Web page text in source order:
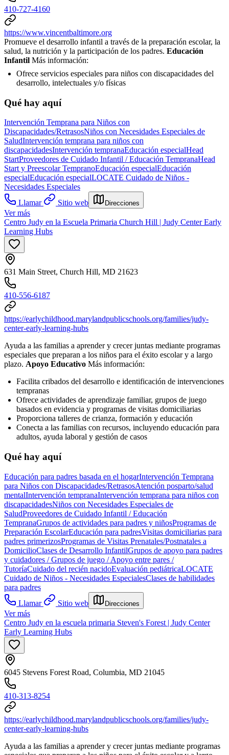
410-727-4160
https://www.vincentbaltimore.org
Promueve el desarrollo infantil a través de la preparación escolar, la
salud, la nutrición y la participación de los padres. Educación
Infantil Más información:
Ofrece servicios especiales para niños con discapacidades del
desarrollo, intelectuales y/o físicas
Qué hay aquí
Intervención Temprana para Niños con
Discapacidades/RetrasosNiños con Necesidades Especiales de
SaludIntervención temprana para niños con
discapacidadesIntervención tempranaEducación especialHead
StartProveedores de Cuidado Infantil / Educación TempranaHead
Start y Preescolar TempranoEducación especialEducación
especialEducación especialLOCATE Cuidado de Niños -
Necesidades Especiales
Llamar
Sitio web Direcciones
Ver más
Centro Judy en la Escuela Primaria Church Hill | Judy Center Early
Learning Hubs
631 Main Street, Church Hill, MD 21623
410-556-6187
https://earlychildhood.marylandpublicschools.org/families/judy-
center-early-learning-hubs
Ayuda a las familias a aprender y crecer juntas mediante programas
especiales que preparan a los niños para el éxito escolar y a largo
plazo. Apoyo Educativo Más información:
Facilita cribados del desarrollo e identificación de intervenciones
tempranas
Ofrece actividades de aprendizaje familiar, grupos de juego
basados en evidencia y programas de visitas domiciliarias
Proporciona talleres de crianza, formación y educación
Conecta a las familias con recursos, incluyendo educación para
adultos, ayuda laboral y gestión de casos
Qué hay aquí
Educación para padres basada en el hogarIntervención Temprana
para Niños con Discapacidades/RetrasosAtención posparto/salud
mentalIntervención tempranaIntervención temprana para niños con
discapacidadesNiños con Necesidades Especiales de
SaludProveedores de Cuidado Infantil / Educación
TempranaGrupos de actividades para padres y niñosProgramas de
Preparación EscolarEducación para padresVisitas domiciliarias para
padres primerizosProgramas de Visitas Prenatales/Postnatales a
DomicilioClases de Desarrollo InfantilGrupos de apoyo para padres
y cuidadores / Grupos de juego / Apoyo entre pares /
TutoríaCuidado del recién nacidoEvaluación pediátricaLOCATE
Cuidado de Niños - Necesidades EspecialesClases de habilidades
para padres
Llamar
Sitio web Direcciones
Ver más
Centro Judy en la escuela primaria Steven's Forest | Judy Center
Early Learning Hubs
6045 Stevens Forest Road, Columbia, MD 21045
410-313-8254
https://earlychildhood.marylandpublicschools.org/families/judy-
center-early-learning-hubs
Ayuda a las familias a aprender y crecer juntas mediante programas